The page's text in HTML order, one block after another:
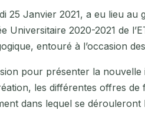
25 Janvier 2021, a eu lieu au
Universitaire 2020-2021 de
entouré à l’occasion
pour présenter la
les différentes offres
dans lequel se